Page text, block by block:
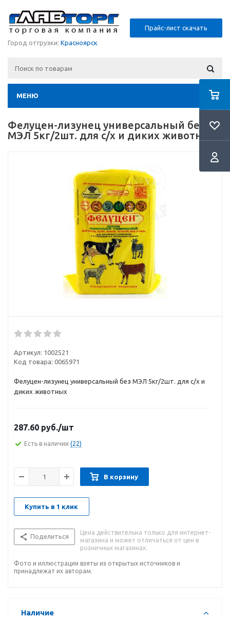
Прайс-лист скачать
Город отгрузки: Красноярск
МЕНЮ
Фелуцен-лизунец универсальный без
МЭЛ 5кг/2шт. для с/х и диких животных
Артикул: 1002521
Код товара: 0065971
Фелуцен-лизунец универсальный без МЭЛ 5кг/2шт. для с/х и
диких животных
287.60 руб./шт
Есть в наличии (22)
В корзину
Купить в 1 клик
Поделиться
Цена действительна только для интернет-
магазина и может отличаться от цен в
розничных магазинах.
Фото и иллюстрации взяты из открытых источников и
принадлежат их авторам.
Наличие